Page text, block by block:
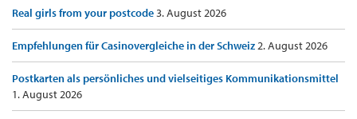
Real girls from your postcode3. August 2026
Empfehlungen für Casinovergleiche in der Schweiz2. August 2026
Postkarten als persönliches und vielseitiges Kommunikationsmittel
1. August 2026